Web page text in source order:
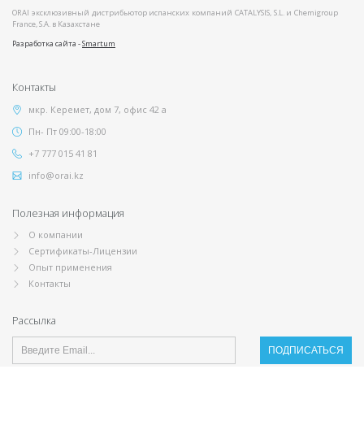
ORAI эксклюзивный дистрибьютор испанских компаний CATALYSIS, S.L. и Chemigroup
France, S.A. в Казахстане
Разработка сайта -Smartum
Контакты
мкр. Керемет, дом 7, офис 42 а
Пн- Пт 09:00-18:00
+7 777 015 41 81
info@orai.kz
Полезная информация
О компании
Сертификаты-Лицензии
Опыт применения
Контакты
Рассылка